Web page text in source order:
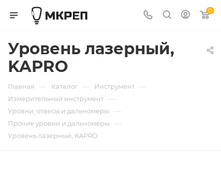
0
Уровень лазерный,
KAPRO
Главная — Каталог — Инструмент —
Измерительный инструмент —
Уровни, отвесы и дальномеры —
Прочие уровни и дальномеры —
Уровень лазерный, KAPRO